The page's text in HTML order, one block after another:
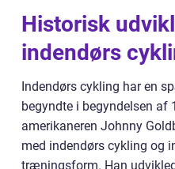
Historisk
indendørs
Indendørs cykling har en
begyndte i begyndelsen af
amerikaneren Johnny
med indendørs cykling og
træningsform. Han